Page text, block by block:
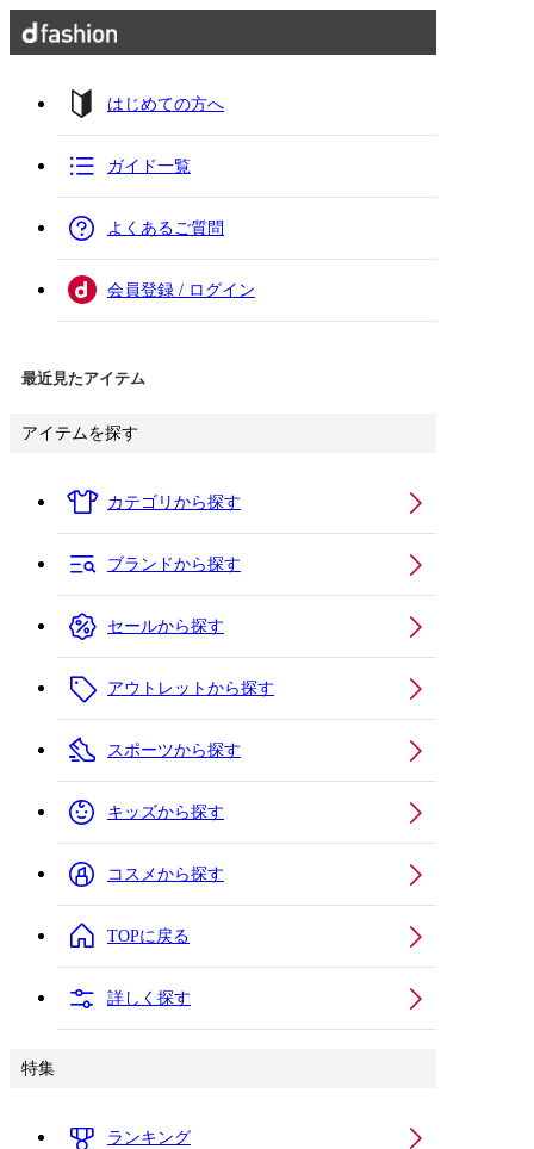
はじめての方へ
ガイド一覧
よくあるご質問
会員登録 / ログイン
最近見たアイテム
アイテムを探す
カテゴリから探す
ブランドから探す
セールから探す
アウトレットから探す
スポーツから探す
キッズから探す
コスメから探す
TOPに戻る
詳しく探す
特集
ランキング